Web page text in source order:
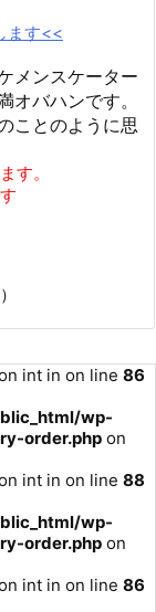
ます<<
メンスケーター
オバハンです。
ことのように思
す。
int in on line 86
wp-
order.php on
int in on line 88
wp-
order.php on
int in on line 86